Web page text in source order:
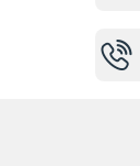
enfants